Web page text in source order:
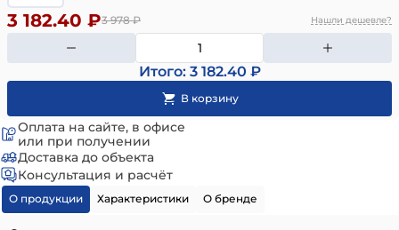
3 978₽
3 182.40 ₽ Нашли дешевле?
Итого: 3 182.40 ₽
Оплата на сайте, в офисе
или при получении
Доставка до объекта
Консультация и расчёт
О продукции Характеристики О бренде